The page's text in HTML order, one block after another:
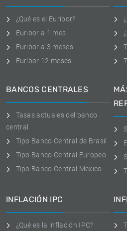
¿Qué es el Euribor?
Euribor a 1 mes
Euribor a 3 meses
Euríbor 12 meses
BANCOS CENTRALES
Tasas actuales del banco
central
Tipo Banco Central de Brasil
Tipo Banco Central Europeo
Tipo Banco Central Mexico
INFLACIÓN IPC
¿Qué es la inflación IPC?